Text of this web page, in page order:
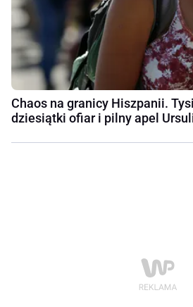
Chaos na granicy Hiszpanii.
dziesiątki ofiar i pilny apel